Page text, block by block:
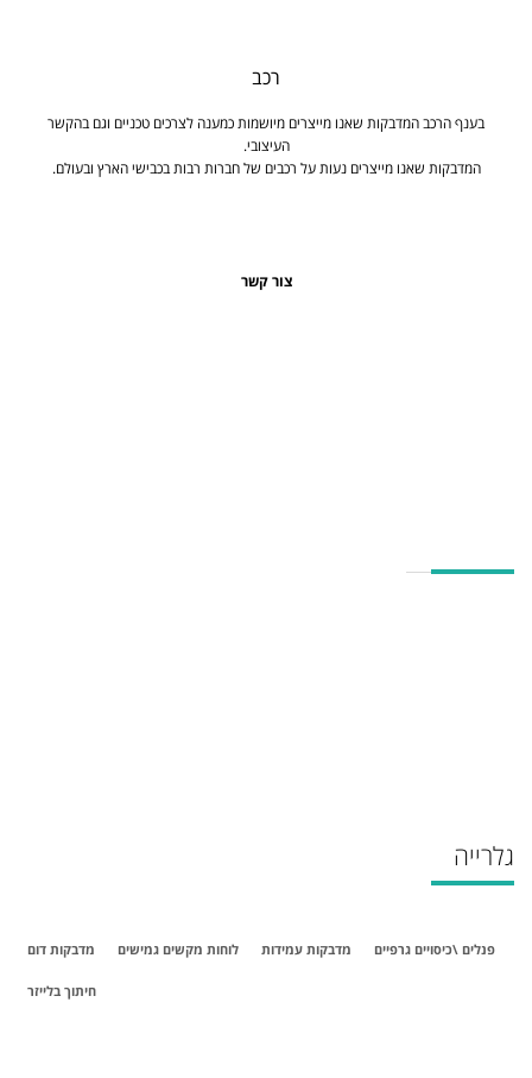
רכב
בענף הרכב המדבקות שאנו מייצרים מיושמות כמענה לצרכים טכניים וגם בהקשר
העיצובי.
המדבקות שאנו מייצרים נעות על רכבים של חברות רבות בכבישי הארץ ובעולם.
צור קשר
גלרייה
פנלים \כיסויים גרפיים מדבקות עמידות לוחות מקשים גמישים מדבקות דום
חיתוך בלייזר